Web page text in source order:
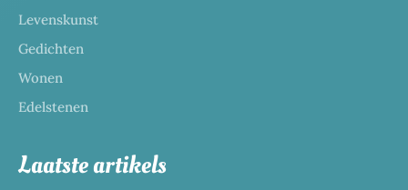
Levenskunst
Gedichten
Wonen
Edelstenen
Laatste artikels